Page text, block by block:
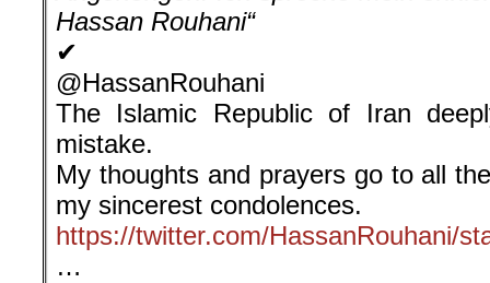
Hassan Rouhani“
✔
@HassanRouhani
The Islamic Republic of Iran
mistake.
My thoughts and prayers go to all
my sincerest condolences.
https://twitter.com/HassanRouhani/
…